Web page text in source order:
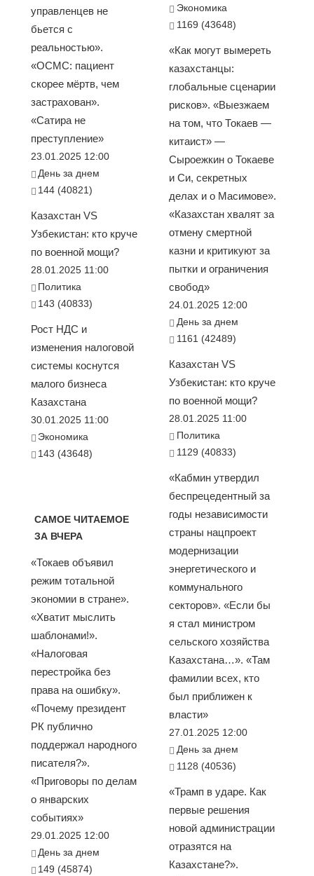
управленцев не
бьется с
реальностью».
«ОСМС: пациент
скорее мёртв, чем
застрахован».
«Сатира не
преступление»
23.01.2025 12:00
День за днем
144 (40821)
Казахстан VS
Узбекистан: кто круче
по военной мощи?
28.01.2025 11:00
Политика
143 (40833)
Рост НДС и
изменения налоговой
системы коснутся
малого бизнеса
Казахстана
30.01.2025 11:00
Экономика
143 (43648)
САМОЕ ЧИТАЕМОЕ
ЗА ВЧЕРА
«Токаев объявил
режим тотальной
экономии в стране».
«Хватит мыслить
шаблонами!».
«Налоговая
перестройка без
права на ошибку».
«Почему президент
РК публично
поддержал народного
писателя?».
«Приговоры по делам
о январских
событиях»
29.01.2025 12:00
День за днем
149 (45874)
Экономика
1169 (43648)
«Как могут вымереть
казахстанцы:
глобальные сценарии
рисков». «Выезжаем
на том, что Токаев —
китаист» —
Сыроежкин о Токаеве
и Си, секретных
делах и о Масимове».
«Казахстан хвалят за
отмену смертной
казни и критикуют за
пытки и ограничения
свобод»
24.01.2025 12:00
День за днем
1161 (42489)
Казахстан VS
Узбекистан: кто круче
по военной мощи?
28.01.2025 11:00
Политика
1129 (40833)
«Кабмин утвердил
беспрецедентный за
годы независимости
страны нацпроект
модернизации
энергетического и
коммунального
секторов». «Если бы
я стал министром
сельского хозяйства
Казахстана…». «Там
фамилии всех, кто
был приближен к
власти»
27.01.2025 12:00
День за днем
1128 (40536)
«Трамп в ударе. Как
первые решения
новой администрации
отразятся на
Казахстане?».